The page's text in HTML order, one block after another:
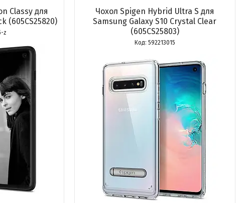
Classy для
(605CS25820)
z
Чохол Spigen Hybrid Ultra S для
Samsung Galaxy S10 Crystal Clear
(605CS25803)
592213015